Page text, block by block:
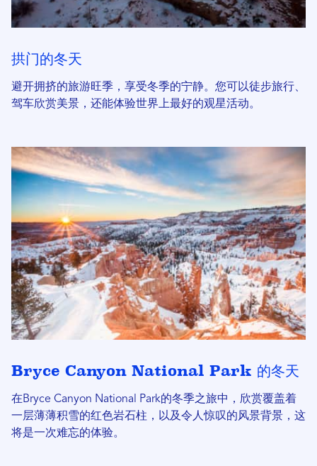
拱门的冬天
避开拥挤的旅游旺季，享受冬季的宁静。您可以徒步旅行、
驾车欣赏美景，还能体验世界上最好的观星活动。
Bryce Canyon National Park 的冬天
在Bryce Canyon National Park的冬季之旅中，欣赏覆盖着
一层薄薄积雪的红色岩石柱，以及令人惊叹的风景背景，这
将是一次难忘的体验。